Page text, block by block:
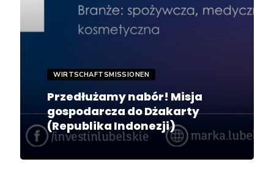
WIRTSCHAFTSMISSIONEN
Przedłużamy nabór! Misja
gospodarcza do Dżakarty
(Republika Indonezji)